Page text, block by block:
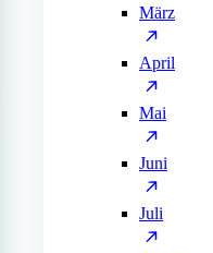
März
April
Mai
Juni
Juli